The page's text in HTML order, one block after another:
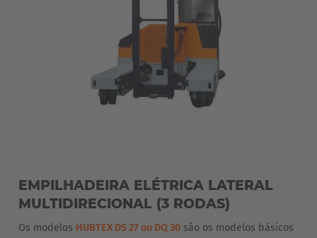
EMPILHADEIRA ELÉTRICA LATERAL
MULTIDIRECIONAL (3 RODAS)
Os modelos HUBTEX DS 27 ou DQ 30 são os modelos básicos